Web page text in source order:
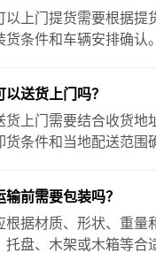
以上门提货需要根据提
货条件和车辆安排确认。
以送货上门吗？
货上门需要结合收货地
货条件和当地配送范围
输前需要包装吗？
根据材质、形状、重量
托盘、木架或木箱等合